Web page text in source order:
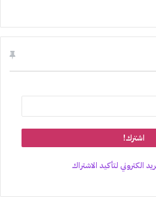
الكتروني لتأكيد الاشتراك